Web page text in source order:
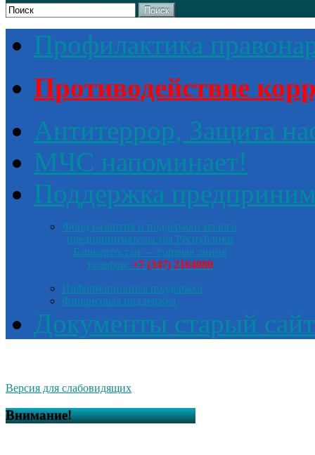
Поиск
Профилактика
Противодействие
Антитеррор, Защита
МЧС напоминает!
Поддержка
Фонд развития и поддержки малого
предпринимательства Республики
Башкортостан — горячая линия
телефон: +7 (347) 2164080
Информационная поддержка
Финансовая поддержка
Документы старый сайт
Версия для слабовидящих
Внимание!